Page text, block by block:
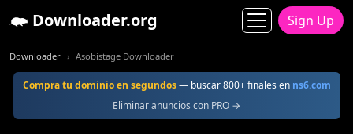
Downloader.org Sign Up
Downloader Asobistage Downloader
Compra tu dominio en segundos— buscar 800+ finales en ns6.com
Eliminar anuncios con PRO →